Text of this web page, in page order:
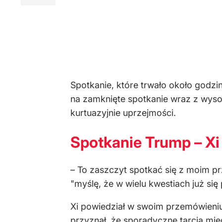
Spotkanie, które trwało około
na zamknięte spotkanie wraz z
kurtuazyjnie uprzejmości.
Spotkanie Trump –
– To zaszczyt spotkać się z moim
"myślę, że w wielu kwestiach już
Xi powiedział w swoim